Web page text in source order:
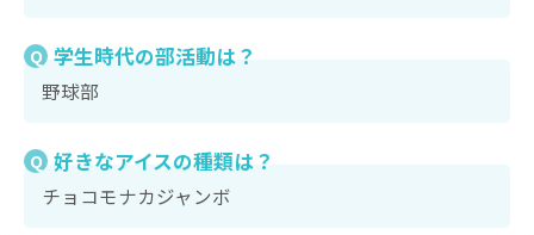
Q 学生時代の部活動は？
野球部
Q 好きなアイスの種類は？
チョコモナカジャンボ